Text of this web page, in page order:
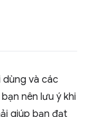
dùng và các
nên lưu ý khi
giúp bạn đạt